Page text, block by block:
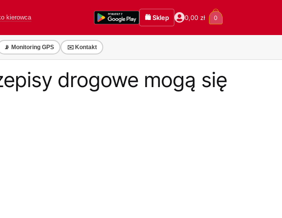
kierowca 🛍️ Sklep 0,00 zł 0
📡 Monitoring GPS ✉️ Kontakt
drogowe mogą się